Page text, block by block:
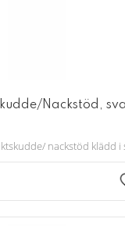
Nackstöd,
nackstöd klädd i